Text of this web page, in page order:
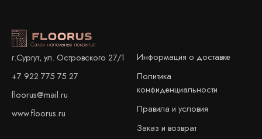
г.Сургут, ул. Островского 27/1
+7 922 775 75 27
floorus@mail.ru
www.floorus.ru
Информация о доставке
Политика
конфиденциальности
Правила и условия
Заказ и возврат